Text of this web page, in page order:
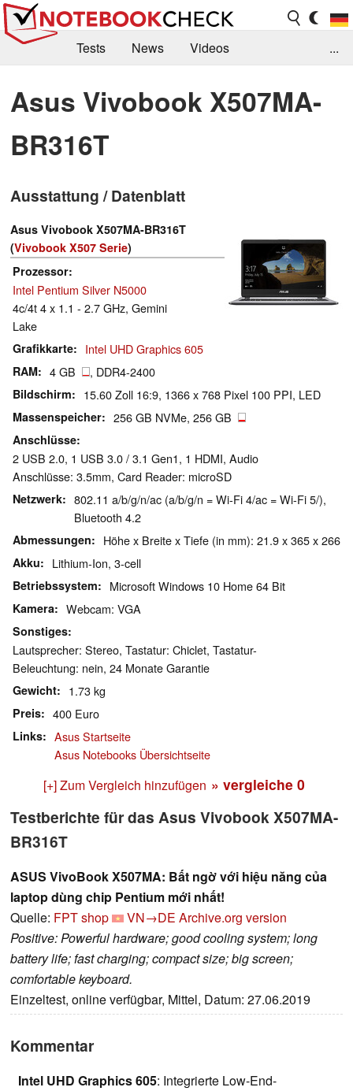
Tests News
Videos
Kaufberatung
Deals Suche
Jobs
Forum
...
Asus Vivobook X507MA-
BR316T
Ausstattung / Datenblatt
Asus Vivobook X507MA-BR316T
(Vivobook X507 Serie)
Prozessor
Intel Pentium Silver N5000
4c/4t 4 x 1.1 - 2.7 GHz, Gemini
Lake
Grafikkarte Intel UHD Graphics 605
RAM 4 GB , DDR4-2400
Bildschirm 15.60 Zoll 16:9, 1366 x 768 Pixel 100 PPI, LED
Massenspeicher 256 GB NVMe, 256 GB
Anschlüsse
2 USB 2.0, 1 USB 3.0 / 3.1 Gen1, 1 HDMI, Audio
Anschlüsse: 3.5mm, Card Reader: microSD
Netzwerk
802.11 a/b/g/n/ac (a/b/g/n = Wi-Fi 4/ac = Wi-Fi 5/),
Bluetooth 4.2
Abmessungen Höhe x Breite x Tiefe (in mm): 21.9 x 365 x 266
Akku Lithium-Ion, 3-cell
Betriebssystem Microsoft Windows 10 Home 64 Bit
Kamera Webcam: VGA
Sonstiges
Lautsprecher: Stereo, Tastatur: Chiclet, Tastatur-
Beleuchtung: nein, 24 Monate Garantie
Gewicht 1.73 kg
Preis 400 Euro
Links
Asus Startseite
Asus Notebooks Übersichtseite
[+] Zum Vergleich hinzufügen » vergleiche 0
Testberichte für das Asus Vivobook X507MA-
BR316T
ASUS VivoBook X507MA: Bất ngờ với hiệu năng của
laptop dùng chip Pentium mới nhất!
Quelle: FPT shop VN→DE Archive.org version
Positive: Powerful hardware; good cooling system; long
battery life; fast charging; compact size; big screen;
comfortable keyboard.
Einzeltest, online verfügbar, Mittel, Datum: 27.06.2019
Kommentar
Intel UHD Graphics 605: Integrierte Low-End-